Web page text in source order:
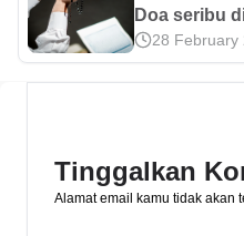
Doa seribu
doa untuk
dan
28 February
Tinggalkan
Alamat email kamu tidak akan